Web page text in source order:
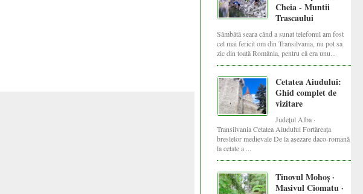
Cheia - Muntii
Trascaului
Sâmbătă seara când a sunat telefonul am fost
cel mai fericit om din Transilvania, nu pot sa
zic din toată România, pentru că era unu...
Cetatea Aiudului:
Ghid complet de
vizitare
Județul Alba ·
Transilvania Cetatea Aiudului Fortăreața
breslelor medievale De la așezare daco-romană
la cetate a ...
Tinovul Mohoș ·
Masivul Ciomatu ·